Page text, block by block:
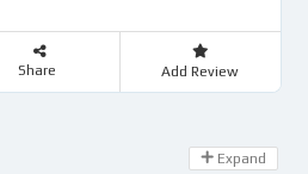
Share Add Review
Day Off
Expand